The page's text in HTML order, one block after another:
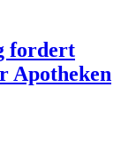
fordert
Apotheken